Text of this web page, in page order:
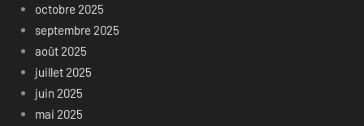
octobre 2025
septembre 2025
août 2025
juillet 2025
juin 2025
mai 2025